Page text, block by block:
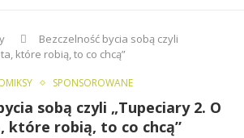
Bezczelność bycia sobą czyli
które robią, to co chcą”
SPONSOROWANE
sobą czyli „Tupeciary 2. O
które robią, to co chcą”